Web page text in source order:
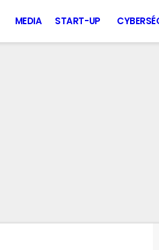
MEDIA START-UP